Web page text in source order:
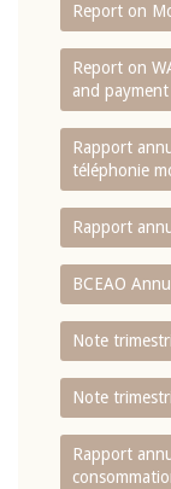
Report on
Report on
and
Rapport
téléphonie
Rapport
BCEAO
Note
Note
Rapport